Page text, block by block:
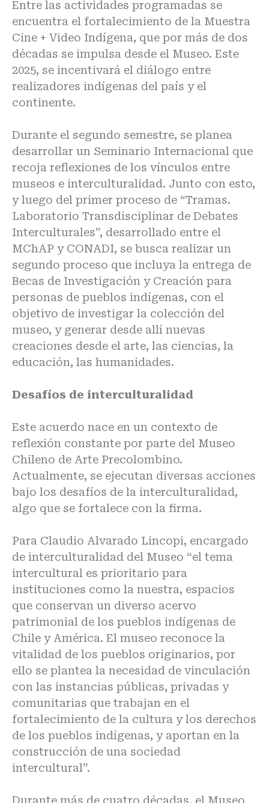
Entre las actividades programadas se
encuentra el fortalecimiento de la Muestra
Cine + Video Indígena, que por más de dos
décadas se impulsa desde el Museo. Este
2025, se incentivará el diálogo entre
realizadores indígenas del país y el
continente.
Durante el segundo semestre, se planea
desarrollar un Seminario Internacional que
recoja reflexiones de los vínculos entre
museos e interculturalidad. Junto con esto,
y luego del primer proceso de “Tramas.
Laboratorio Transdisciplinar de Debates
Interculturales”, desarrollado entre el
MChAP y CONADI, se busca realizar un
segundo proceso que incluya la entrega de
Becas de Investigación y Creación para
personas de pueblos indígenas, con el
objetivo de investigar la colección del
museo, y generar desde allí nuevas
creaciones desde el arte, las ciencias, la
educación, las humanidades.
Desafíos de interculturalidad
Este acuerdo nace en un contexto de
reflexión constante por parte del Museo
Chileno de Arte Precolombino.
Actualmente, se ejecutan diversas acciones
bajo los desafíos de la interculturalidad,
algo que se fortalece con la firma.
Para Claudio Alvarado Lincopi, encargado
de interculturalidad del Museo “el tema
intercultural es prioritario para
instituciones como la nuestra, espacios
que conservan un diverso acervo
patrimonial de los pueblos indígenas de
Chile y América. El museo reconoce la
vitalidad de los pueblos originarios, por
ello se plantea la necesidad de vinculación
con las instancias públicas, privadas y
comunitarias que trabajan en el
fortalecimiento de la cultura y los derechos
de los pueblos indígenas, y aportan en la
construcción de una sociedad
intercultural”.
Durante más de cuatro décadas, el Museo